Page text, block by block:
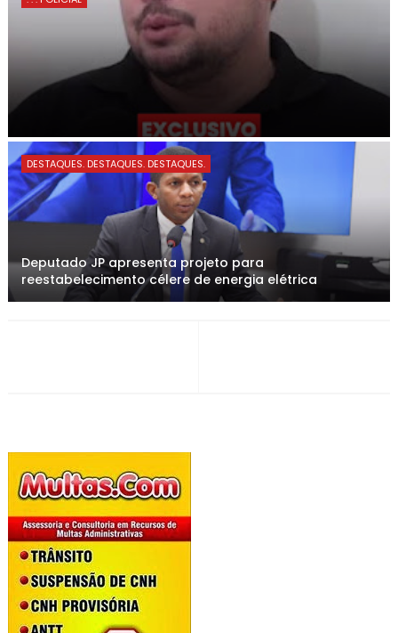
DESTAQUES. DESTAQUES. DESTAQUES.
Deputado JP apresenta projeto para
reestabelecimento célere de energia elétrica